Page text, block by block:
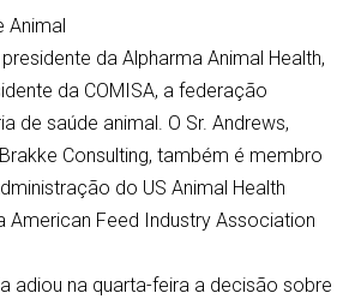
Animal
da Alpharma Animal Health,
da COMISA, a federação
de saúde animal. O Sr. Andrews,
Consulting, também é membro
do US Animal Health
American Feed Industry Association
adiou na quarta-feira a decisão sobre